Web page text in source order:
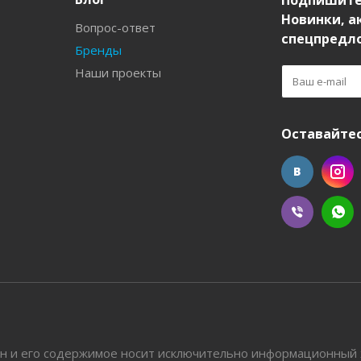
Вопрос-ответ
Бренды
Наши проекты
Новинки,
его содержимое носит исключительно информационный